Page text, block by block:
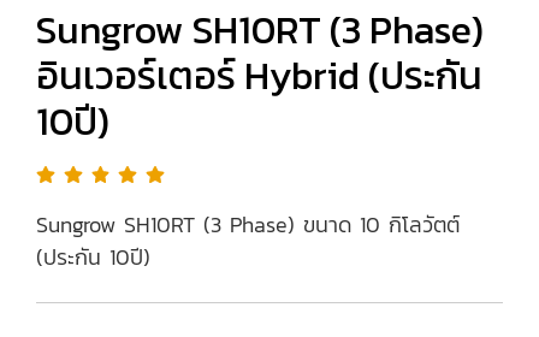
Sungrow SH10RT (3 Phase)
อินเวอร์เตอร์ Hybrid (ประกัน
10ปี)
Sungrow SH10RT (3 Phase) ขนาด 10 กิโลวัตต์
(ประกัน 10ปี)